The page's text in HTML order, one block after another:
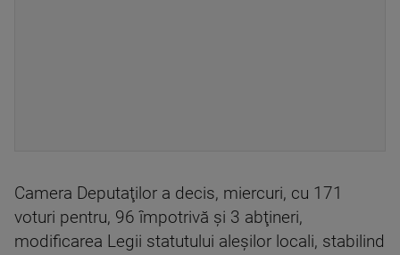
Camera Deputaţilor a decis, miercuri, cu 171
voturi pentru, 96 împotrivă şi 3 abţineri,
modificarea Legii statutului aleşilor locali, stabilind